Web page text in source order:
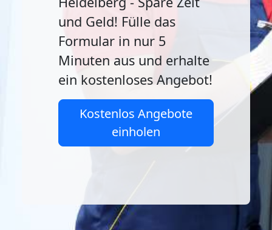
und Geld! Fülle das
Formular in nur 5
Minuten aus und erhalte
ein kostenloses Angebot!
Kostenlos Angebote
einholen